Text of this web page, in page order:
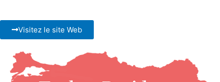
Visitez le site Web